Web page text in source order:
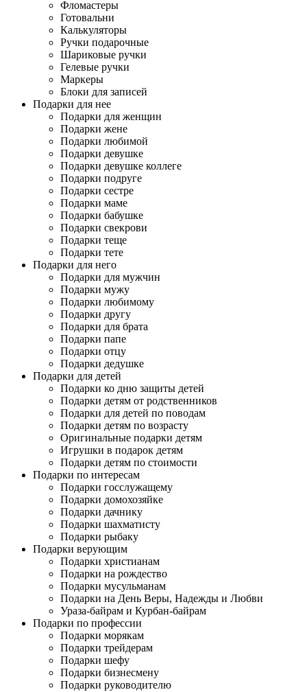
Фломастеры
Готовальни
Калькуляторы
Ручки подарочные
Шариковые ручки
Гелевые ручки
Маркеры
Блоки для записей
Подарки для нее
Подарки для женщин
Подарки жене
Подарки любимой
Подарки девушке
Подарки девушке коллеге
Подарки подруге
Подарки сестре
Подарки маме
Подарки бабушке
Подарки свекрови
Подарки теще
Подарки тете
Подарки для него
Подарки для мужчин
Подарки мужу
Подарки любимому
Подарки другу
Подарки для брата
Подарки папе
Подарки отцу
Подарки дедушке
Подарки для детей
Подарки ко дню защиты детей
Подарки детям от родственников
Подарки для детей по поводам
Подарки детям по возрасту
Оригинальные подарки детям
Игрушки в подарок детям
Подарки детям по стоимости
Подарки по интересам
Подарки госслужащему
Подарки домохозяйке
Подарки дачнику
Подарки шахматисту
Подарки рыбаку
Подарки верующим
Подарки христианам
Подарки на рождество
Подарки мусульманам
Подарки на День Веры, Надежды и Любви
Ураза-байрам и Курбан-байрам
Подарки по профессии
Подарки морякам
Подарки трейдерам
Подарки шефу
Подарки бизнесмену
Подарки руководителю